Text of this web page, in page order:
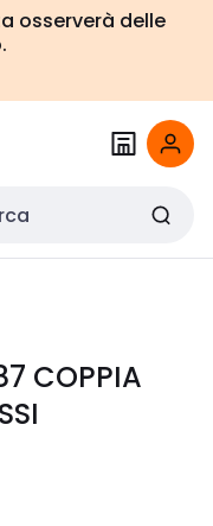
osserverà delle
COPPIA